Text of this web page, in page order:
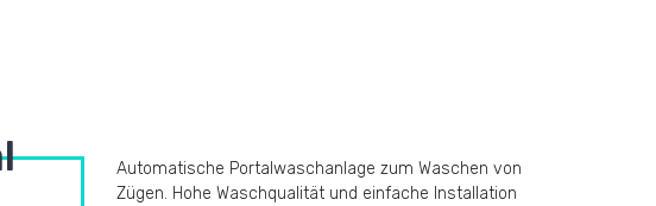
Automatische Portalwaschanlage zum Waschen von
Zügen. Hohe Waschqualität und einfache Installation